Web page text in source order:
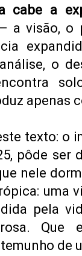
cabe a
a visão, o
o
apenas
texto: o
pôde ser
nele
uma
pela
Que
de